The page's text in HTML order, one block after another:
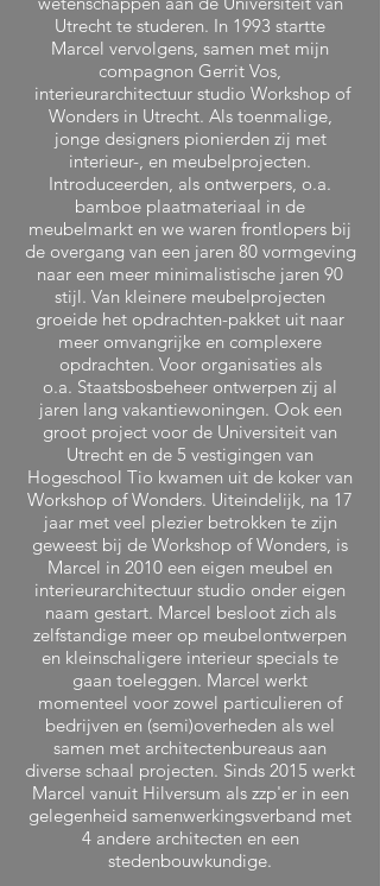
Utrecht te studeren. In 1993 startte
Marcel vervolgens, samen met mijn
compagnon Gerrit Vos,
interieurarchitectuur studio Workshop of
Wonders in Utrecht. Als toenmalige,
jonge designers pionierden zij met
interieur-, en meubelprojecten.
Introduceerden, als ontwerpers, o.a.
bamboe plaatmateriaal in de
meubelmarkt en we waren frontlopers bij
de overgang van een jaren 80 vormgeving
naar een meer minimalistische jaren 90
stijl. Van kleinere meubelprojecten
groeide het opdrachten-pakket uit naar
meer omvangrijke en complexere
opdrachten. Voor organisaties als
o.a. Staatsbosbeheer ontwerpen zij al
jaren lang vakantiewoningen. Ook een
groot project voor de Universiteit van
Utrecht en de 5 vestigingen van
Hogeschool Tio kwamen uit de koker van
Workshop of Wonders. Uiteindelijk, na 17
jaar met veel plezier betrokken te zijn
geweest bij de Workshop of Wonders, is
Marcel in 2010 een eigen meubel en
interieurarchitectuur studio onder eigen
naam gestart. Marcel besloot zich als
zelfstandige meer op meubelontwerpen
en kleinschaligere interieur specials te
gaan toeleggen. Marcel werkt
momenteel voor zowel particulieren of
bedrijven en (semi)overheden als wel
samen met architectenbureaus aan
diverse schaal projecten. Sinds 2015 werkt
Marcel vanuit Hilversum als zzp'er in een
gelegenheid samenwerkingsverband met
4 andere architecten en een
stedenbouwkundige.